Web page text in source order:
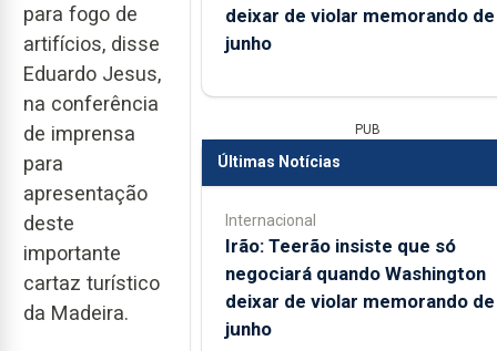
para fogo de
artifícios, disse
Eduardo Jesus,
na conferência
de imprensa
para
apresentação
deste
importante
cartaz turístico
da Madeira.
deixar de violar memorando de
junho
PUB
Últimas Notícias
Internacional
Irão: Teerão insiste que só
negociará quando Washington
deixar de violar memorando de
junho